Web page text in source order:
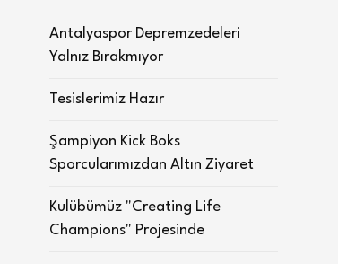
Antalyaspor Depremzedeleri
Yalnız Bırakmıyor
Tesislerimiz Hazır
Şampiyon Kick Boks
Sporcularımızdan Altın Ziyaret
Kulübümüz "Creating Life
Champions" Projesinde